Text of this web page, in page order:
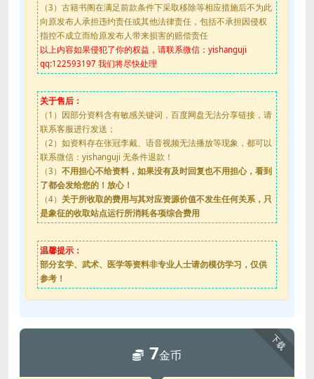
（3）古籍书阁在满足前款条件下采取移除等相应措施后不为此
向原发布人承担违约责任或其他法律责任，包括不承担因侵权
指控不成立而给原发布人带来损害的赔偿责任
以上内容如果侵犯了你的权益，请联系微信：yishanguji
qq:122593197 我们将尽快处理
关于售后：
（1）因部分资料含有敏感关键词，百度网盘无法分享链接，请
联系客服进行发送；
（2）如资料存在张冠李戴、语音视频无法播放等现象，都可以
联系微信：yishanguji 无条件退款！
（3） 不用担心不给资料，如果没有及时回复也不用担心，看到
了都会发给您的！放心！
（4） 关于所收取的费用与其对应资源价值不发生任何关系，只
是象征的收取站点运行所消耗各项综合费用
温馨提示：
部分玄学、武术、医学等资料非专业人士请勿模仿学习，仅供
参考！
下载
7金币